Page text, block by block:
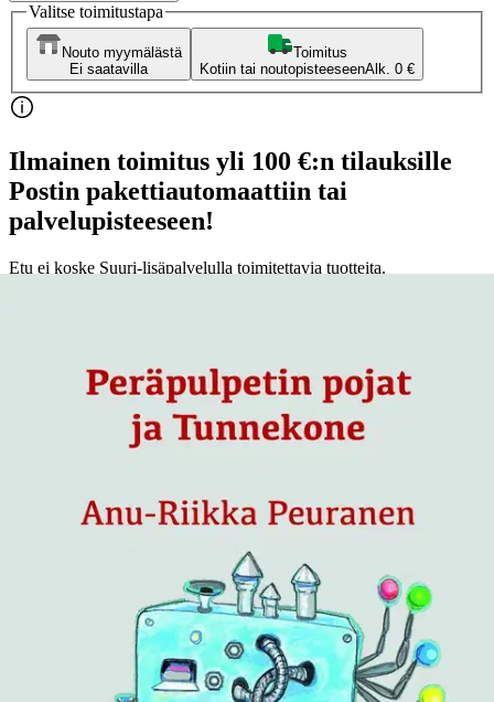
Valitse toimitustapa
Nouto myymälästä
Ei saatavilla
Toimitus
Kotiin tai noutopisteeseenAlk. 0 €
Ilmainen toimitus yli 100 €:n tilauksille
Postin pakettiautomaattiin tai
palvelupisteeseen!
Etu ei koske Suuri‑lisäpalvelulla toimitettavia tuotteita.
Tarkista myymäläsaatavuus
Tunnekone auttaa peräpulpetin poikia ymmärtämään tunteitaan,
kuinka ne voivat muuttua hetkessä mustasta keltaiseen, pimeästä
valoon, surusta iloon. Oppi on hyödyllinen ja tärkeä niin nuorille
kuin aikuisillekin.